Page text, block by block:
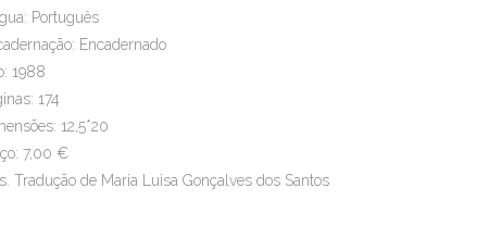
Português
Encadernado
1988
174
12,5*20
7,00 €
Tradução de Maria Luisa Gonçalves dos Santos